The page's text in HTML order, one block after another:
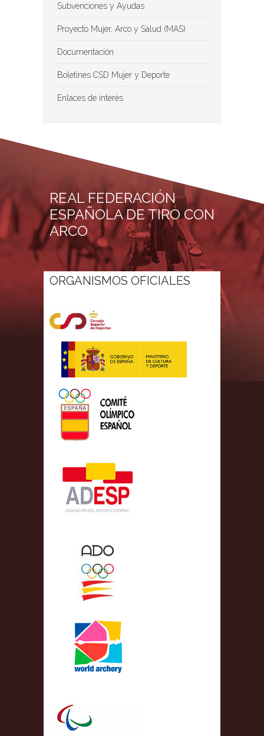
Subvenciones y Ayudas
Proyecto Mujer, Arco y Salud (MAS)
Documentación
Boletines CSD Mujer y Deporte
Enlaces de interés
REAL FEDERACIÓN
ESPAÑOLA DE TIRO CON
ARCO
ORGANISMOS OFICIALES